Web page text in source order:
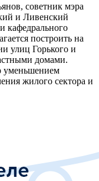
советник мэра
и Ливенский
кафедрального
построить на
улиц Горького и
домами.
уменьшением
жилого сектора и